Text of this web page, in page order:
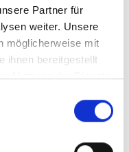
Partner für
weiter. Unsere
möglicherweise mit
ihnen bereitgestellt
Nutzung der Dienste